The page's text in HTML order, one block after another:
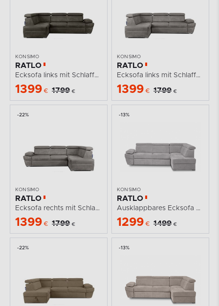
KONSIMO
RATLO
Ecksofa links mit Schlaffunktion in Leder-Optik in...
1399 € 1799 €
KONSIMO
RATLO
Ecksofa links mit Schlaffunktion in Leder-Optik in...
1399 € 1799 €
-22%
KONSIMO
RATLO
Ecksofa rechts mit Schlaffunktion in Leder-Optik in...
1399 € 1799 €
-13%
KONSIMO
RATLO
Ausklappbares Ecksofa mit Bettzeugablage hellgrau...
1299 € 1499 €
-22% -13%